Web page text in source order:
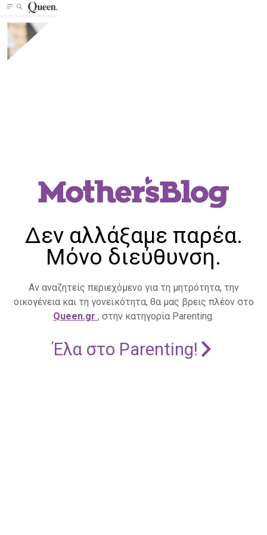
Δεν αλλάξαμε παρέα.
Μόνο διεύθυνση.
Αν αναζητείς περιεχόμενο για τη μητρότητα, την
οικογένεια και τη γονεϊκότητα, θα μας βρεις πλέον στο
Queen.gr , στην κατηγορία Parenting.
Έλα στο Parenting!